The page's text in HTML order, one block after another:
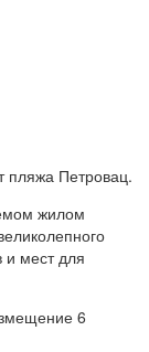
пляжа Петровац.
жилом
и мест для
6